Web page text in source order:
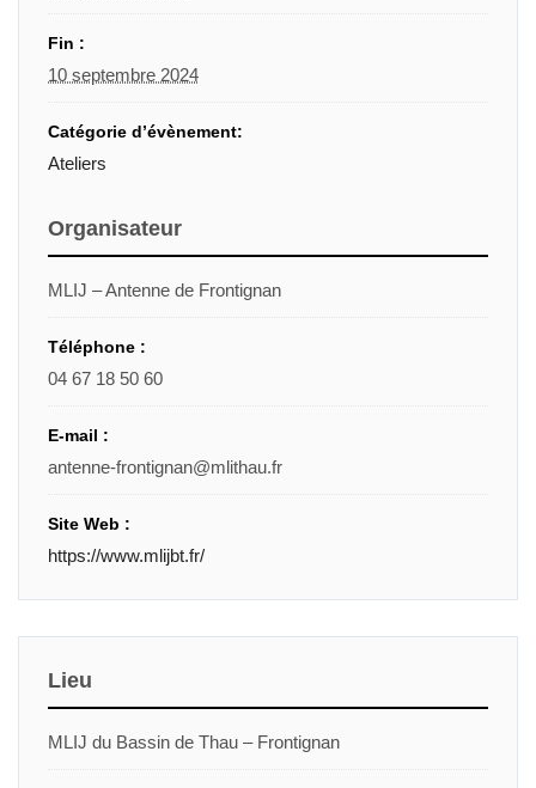
Fin :
10 septembre 2024
Catégorie d’évènement:
Ateliers
Organisateur
MLIJ – Antenne de Frontignan
Téléphone :
04 67 18 50 60
E-mail :
antenne-frontignan@mlithau.fr
Site Web :
https://www.mlijbt.fr/
Lieu
MLIJ du Bassin de Thau – Frontignan